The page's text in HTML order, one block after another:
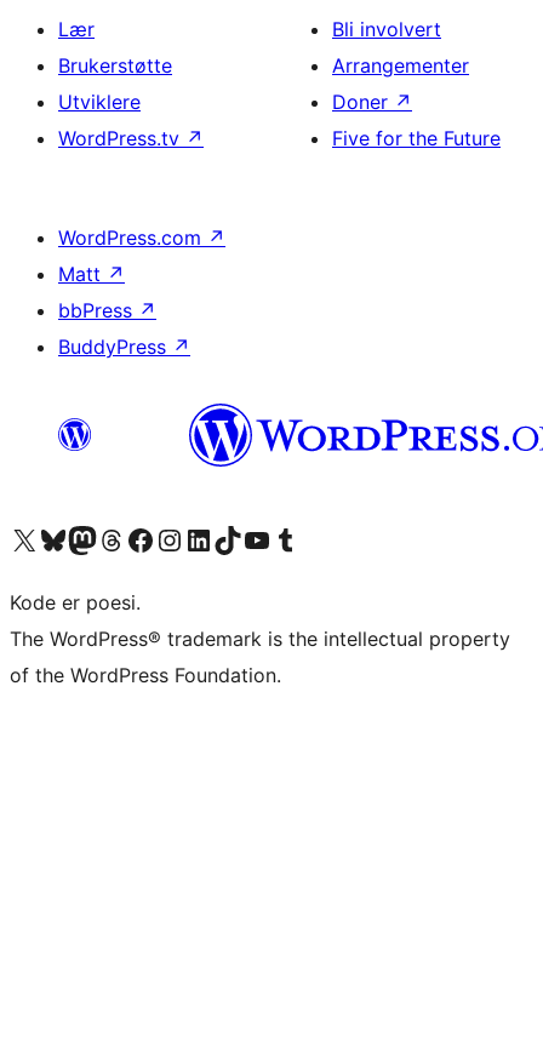
Lær
Brukerstøtte
Utviklere
WordPress.tv ↗
Bli involvert
Arrangementer
Doner ↗
Five for the Future
WordPress.com ↗
Matt ↗
bbPress ↗
BuddyPress ↗
Besøk vår konto på X Visit our Bluesky account
Besøk vår Mastodon-konto
Visit our Threads account
Besøk vår Facebook-sideBesøk vår Instagram-konto
Besøk vår LinkedIn-konto
Visit our TikTok account
Visit our YouTube channel
Visit our Tumblr account
Kode er poesi.
The WordPress® trademark is the intellectual property
of the WordPress Foundation.